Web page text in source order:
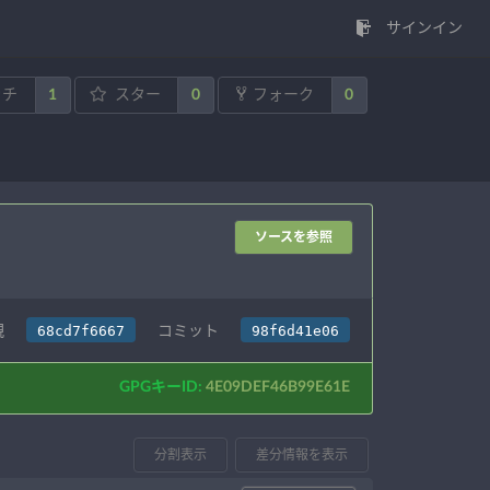
サインイン
1 スター 0 フォーク 0
ソースを参照
68cd7f6667 コミット 98f6d41e06
GPGキーID: 4E09DEF46B99E61E
分割表示 差分情報を表示